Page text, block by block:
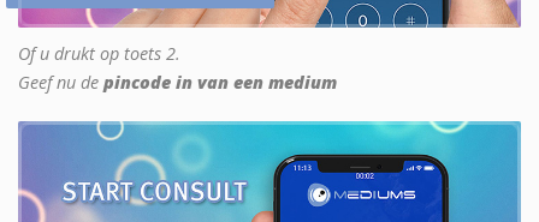
Of u drukt op toets 2.
Geef nu de pincode in van een medium